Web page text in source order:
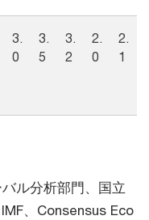
3.
0
3.
5
3.
2
2.
0
2.
1
ル分析部門、国立
、Consensus Eco